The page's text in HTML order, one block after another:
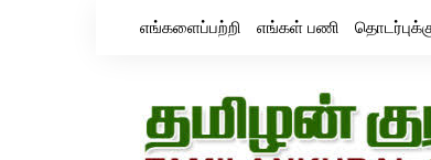
எங்களைப்பற்றி எங்கள் பணி